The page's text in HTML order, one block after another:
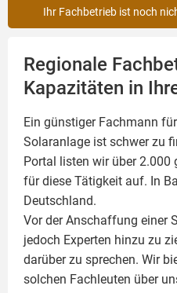
Ihr Fachbetrieb ist noch
Regionale
Kapazitäten in
Ein günstiger Fachmann
Solaranlage ist schwer zu
Portal listen wir über 2.000
für diese Tätigkeit auf. In
Deutschland.
Vor der Anschaffung einer
jedoch Experten hinzu zu
darüber zu sprechen. Wir
solchen Fachleuten über